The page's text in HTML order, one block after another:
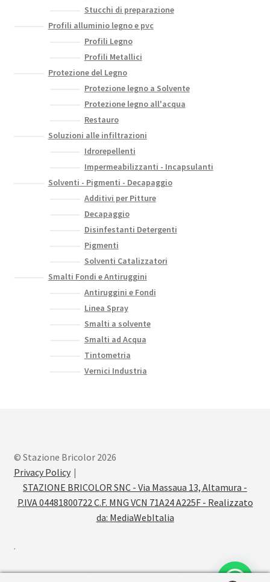
Stucchi di preparazione
Profili alluminio legno e pvc
Profili Legno
Profili Metallici
Protezione del Legno
Protezione legno a Solvente
Protezione legno all'acqua
Restauro
Soluzioni alle infiltrazioni
Idrorepellenti
Impermeabilizzanti - Incapsulanti
Solventi - Pigmenti - Decapaggio
Additivi per Pitture
Decapaggio
Disinfestanti Detergenti
Pigmenti
Solventi Catalizzatori
Smalti Fondi e Antiruggini
Antiruggini e Fondi
Linea Spray
Smalti a solvente
Smalti ad Acqua
Tintometria
Vernici Industria
© Stazione Bricolor 2026
Privacy Policy
STAZIONE BRICOLOR SNC - Via Massaua 13, Altamura -
P.IVA 04481800722 C.F. MNG VCN 71A24 A225F - Realizzato
da: MediaWebItalia
.